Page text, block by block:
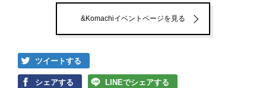
&Komachiイベントページを見る
ツイートする
シェアする LINEでシェアする